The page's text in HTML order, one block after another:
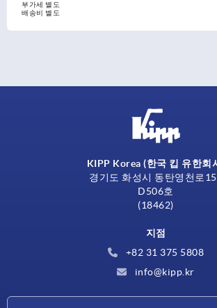
KIPP Korea (한국 킵 유한회
경기도 화성시 동탄영천로
D506호
(18462)
지점
+82 31 375 5808
info@kipp.kr